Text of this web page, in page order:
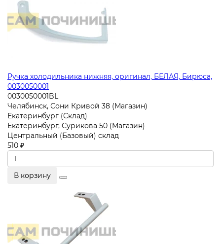
Ручка холодильника нижняя, оригинал, БЕЛАЯ, Бирюса,
0030050001
0030050001BL
Челябинск, Сони Кривой 38 (Магазин)
Екатеринбург (Склад)
Екатеринбург, Сурикова 50 (Магазин)
Центральный (Базовый) склад
510 ₽
В корзину